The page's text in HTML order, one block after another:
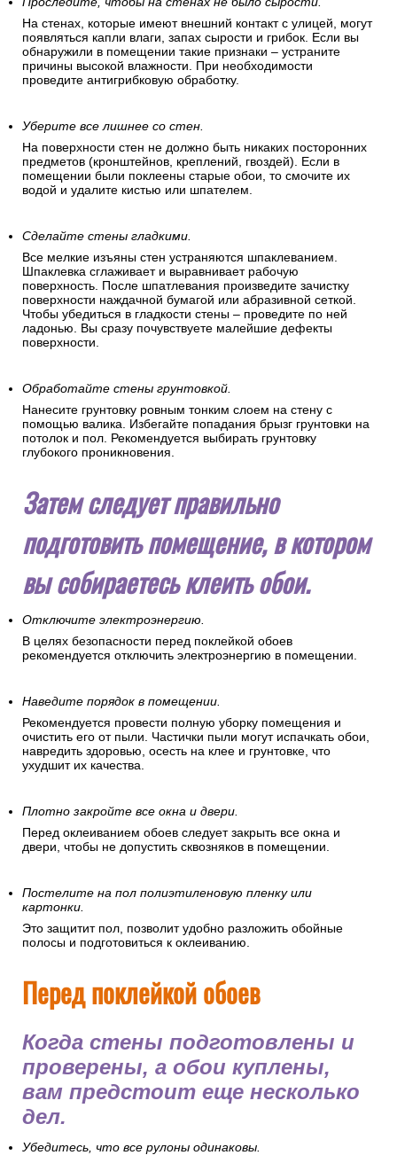
На стенах, которые имеют внешний контакт с улицей, могут
появляться капли влаги, запах сырости и грибок. Если вы
обнаружили в помещении такие признаки – устраните
причины высокой влажности. При необходимости
проведите антигрибковую обработку.
Уберите все лишнее со стен.
На поверхности стен не должно быть никаких посторонних
предметов (кронштейнов, креплений, гвоздей). Если в
помещении были поклеены старые обои, то смочите их
водой и удалите кистью или шпателем.
Сделайте стены гладкими.
Все мелкие изъяны стен устраняются шпаклеванием.
Шпаклевка сглаживает и выравнивает рабочую
поверхность. После шпатлевания произведите зачистку
поверхности наждачной бумагой или абразивной сеткой.
Чтобы убедиться в гладкости стены – проведите по ней
ладонью. Вы сразу почувствуете малейшие дефекты
поверхности.
Обработайте стены грунтовкой.
Нанесите грунтовку ровным тонким слоем на стену с
помощью валика. Избегайте попадания брызг грунтовки на
потолок и пол. Рекомендуется выбирать грунтовку
глубокого проникновения.
Затем следует правильно
подготовить помещение, в котором
вы собираетесь клеить обои.
Отключите электроэнергию.
В целях безопасности перед поклейкой обоев
рекомендуется отключить электроэнергию в помещении.
Наведите порядок в помещении.
Рекомендуется провести полную уборку помещения и
очистить его от пыли. Частички пыли могут испачкать обои,
навредить здоровью, осесть на клее и грунтовке, что
ухудшит их качества.
Плотно закройте все окна и двери.
Перед оклеиванием обоев следует закрыть все окна и
двери, чтобы не допустить сквозняков в помещении.
Постелите на пол полиэтиленовую пленку или
картонки.
Это защитит пол, позволит удобно разложить обойные
полосы и подготовиться к оклеиванию.
Перед поклейкой обоев
Когда стены подготовлены и
проверены, а обои куплены,
вам предстоит еще несколько
дел.
Убедитесь, что все рулоны одинаковы.